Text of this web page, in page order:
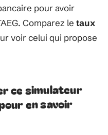
pour avoir
Comparez le taux
voir celui qui propose
ce simulateur
en savoir